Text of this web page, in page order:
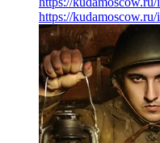
https://